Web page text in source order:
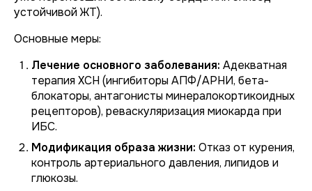
устойчивой ЖТ).
Основные меры:
Лечение основного заболевания: Адекватная
терапия ХСН (ингибиторы АПФ/АРНИ, бета-
блокаторы, антагонисты минералокортикоидных
рецепторов), реваскуляризация миокарда при
ИБС.
Модификация образа жизни: Отказ от курения,
контроль артериального давления, липидов и
глюкозы.